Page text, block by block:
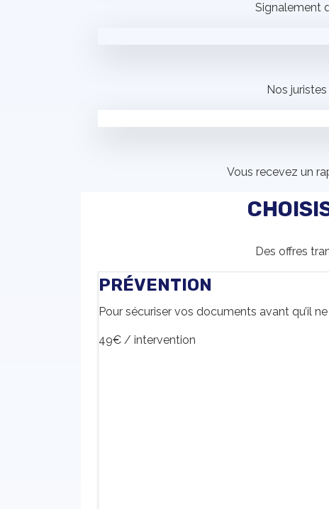
Signalement
Nos
Vous recevez un
Des offres
PRÉVENTION
Pour sécuriser vos documents avant qu’il
49€ / intervention